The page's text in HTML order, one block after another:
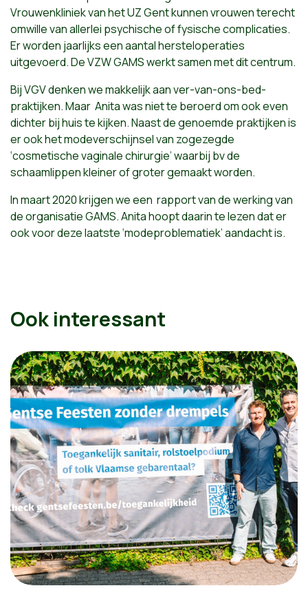
Vrouwenkliniek van het UZ Gent kunnen vrouwen terecht
omwille van allerlei psychische of fysische complicaties.
Er worden jaarlijks een aantal hersteloperaties
uitgevoerd. De VZW GAMS werkt samen met dit centrum.
Bij VGV denken we makkelijk aan ver-van-ons-bed-
praktijken. Maar Anita was niet te beroerd om ook even
dichter bij huis te kijken. Naast de genoemde praktijken is
er ook het modeverschijnsel van zogezegde
‘cosmetische vaginale chirurgie’ waarbij bv de
schaamlippen kleiner of groter gemaakt worden.
In maart 2020 krijgen we een rapport van de werking van
de organisatie GAMS. Anita hoopt daarin te lezen dat er
ook voor deze laatste ‘modeproblematiek’ aandacht is.
Ook interessant